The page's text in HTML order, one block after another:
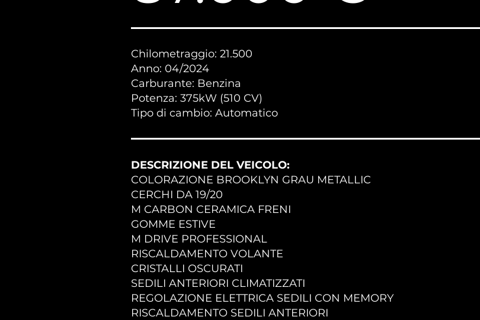
Chilometraggio: 21.500
Anno: 04/2024
Carburante: Benzina
Potenza: 375kW (510 CV)
Tipo di cambio: Automatico
DESCRIZIONE DEL VEICOLO:
COLORAZIONE BROOKLYN GRAU METALLIC
CERCHI DA 19/20
M CARBON CERAMICA FRENI
GOMME ESTIVE
M DRIVE PROFESSIONAL
RISCALDAMENTO VOLANTE
CRISTALLI OSCURATI
SEDILI ANTERIORI CLIMATIZZATI
REGOLAZIONE ELETTRICA SEDILI CON MEMORY
RISCALDAMENTO SEDILI ANTERIORI